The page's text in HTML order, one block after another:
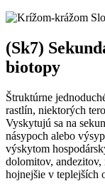
(Sk7)
biotopy
Štruktúrne
rastlín, niektorých
Vyskytujú sa na
násypoch alebo
výskytom
dolomitov,
hojnejšie v teplejších